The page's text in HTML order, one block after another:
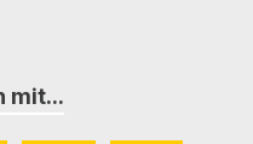
mit...